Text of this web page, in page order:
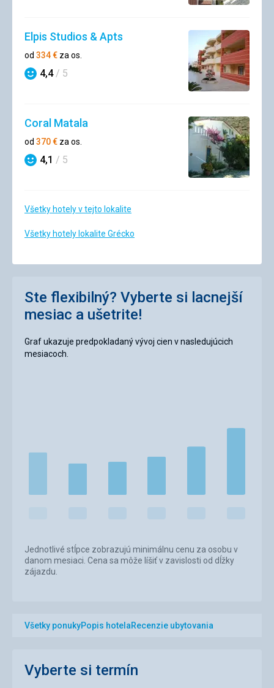
Elpis Studios & Apts
od 334€ za os.
Hodnotenie
4,4/ 5
Coral Matala
od 370€ za os.
Hodnotenie
4,1 / 5
Všetky hotely v tejto lokalite
Všetky hotely lokalite Grécko
Ste flexibilný? Vyberte si lacnejší
mesiac a ušetrite!
Graf ukazuje predpokladaný vývoj cien v nasledujúcich
mesiacoch.
Jednotlivé stĺpce zobrazujú minimálnu cenu za osobu v
danom mesiaci. Cena sa môže líšiť v zavislosti od dĺžky
zájazdu.
Všetky ponukyPopis hotelaRecenzie ubytovania
Vyberte si termín